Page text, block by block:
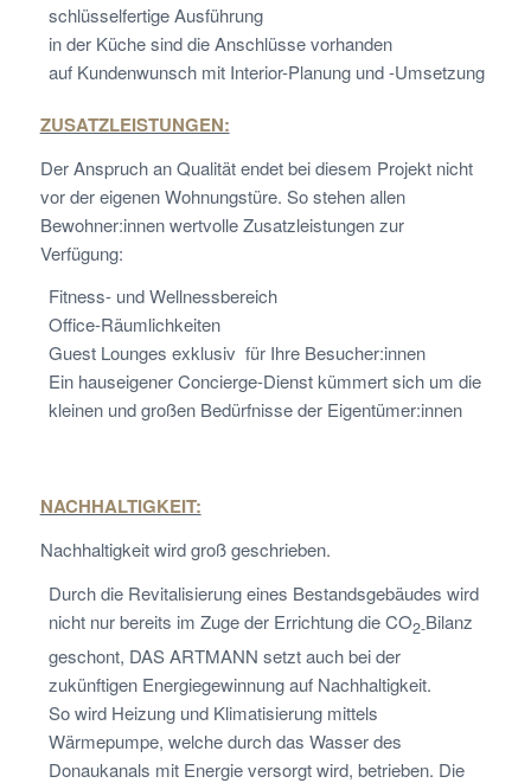
schlüsselfertige Ausführung
in der Küche sind die Anschlüsse vorhanden
auf Kundenwunsch mit Interior-Planung und -Umsetzung
ZUSATZLEISTUNGEN:
Der Anspruch an Qualität endet bei diesem Projekt nicht
vor der eigenen Wohnungstüre. So stehen allen
Bewohner:innen wertvolle Zusatzleistungen zur
Verfügung:
Fitness- und Wellnessbereich
Office-Räumlichkeiten
Guest Lounges exklusiv für Ihre Besucher:innen
Ein hauseigener Concierge-Dienst kümmert sich um die
kleinen und großen Bedürfnisse der Eigentümer:innen
NACHHALTIGKEIT:
Nachhaltigkeit wird groß geschrieben.
Durch die Revitalisierung eines Bestandsgebäudes wird
nicht nur bereits im Zuge der Errichtung dieCO2-Bilanz
geschont, DAS ARTMANN setzt auch bei der
zukünftigen Energiegewinnung auf Nachhaltigkeit.
So wird Heizung und Klimatisierung mittels
Wärmepumpe, welche durch das Wasser des
Donaukanals mit Energie versorgt wird, betrieben. Die